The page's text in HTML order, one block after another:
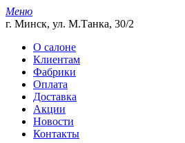
Меню
г. Минск, ул. М.Танка, 30/2
О салоне
Клиентам
Фабрики
Оплата
Доставка
Акции
Новости
Контакты